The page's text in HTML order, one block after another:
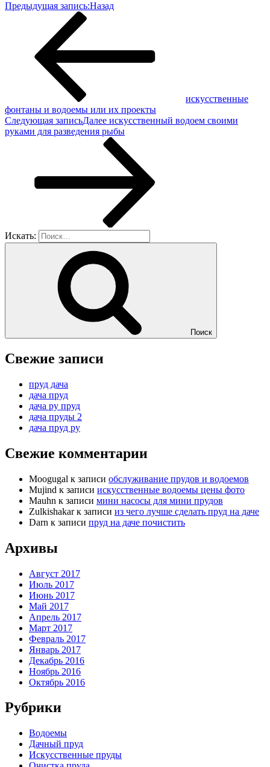
Предыдущая запись:Назад
искусственные
фонтаны и водоемы или их проекты
Следующая записьДалее искусственный водоем своими
руками для разведения рыбы
Искать:
Поиск
Свежие записи
пруд дача
дача пруд
дача ру пруд
дача пруды 2
дача пруд ру
Свежие комментарии
Moogugal к записи обслуживание прудов и водоемов
Mujind к записи искусственные водоемы цены фото
Mauhn к записи мини насосы для мини прудов
Zulkishakarк записи из чего лучше сделать пруд на даче
Darn к записи пруд на даче почистить
Архивы
Август 2017
Июль 2017
Июнь 2017
Май 2017
Апрель 2017
Март 2017
Февраль 2017
Январь 2017
Декабрь 2016
Ноябрь 2016
Октябрь 2016
Рубрики
Водоемы
Дачный пруд
Искусственные пруды